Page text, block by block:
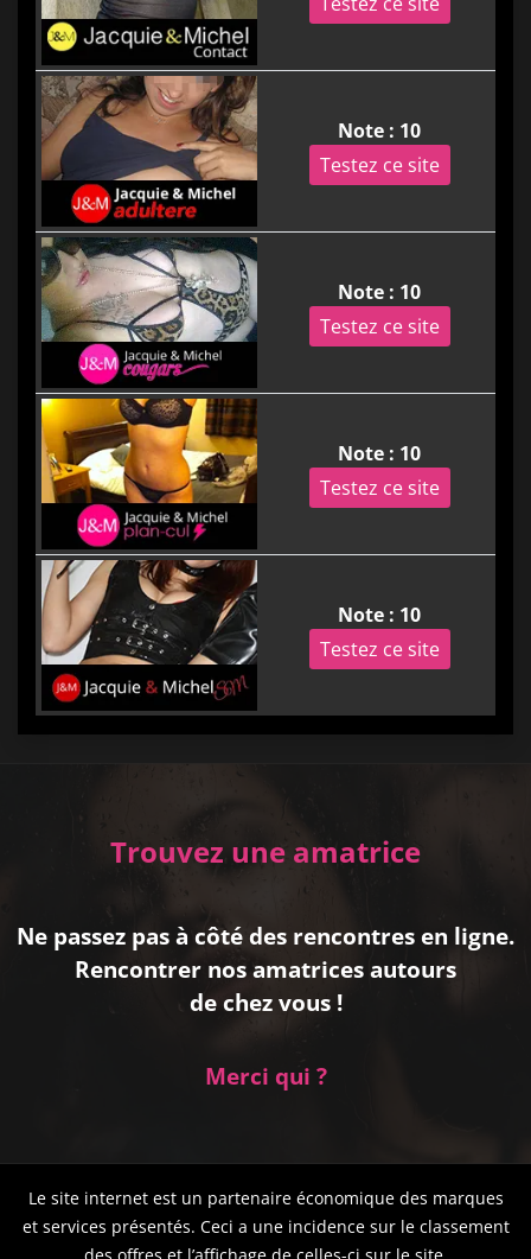
Note : 10
Testez ce site
Note : 10
Testez ce site
Note : 10
Testez ce site
Note : 10
Testez ce site
Trouvez une amatrice
Ne passez pas à côté des rencontres en ligne.
Rencontrer nos amatrices autours
de chez vous !
Merci qui ?
Le site internet est un partenaire économique des marques
et services présentés. Ceci a une incidence sur le classement